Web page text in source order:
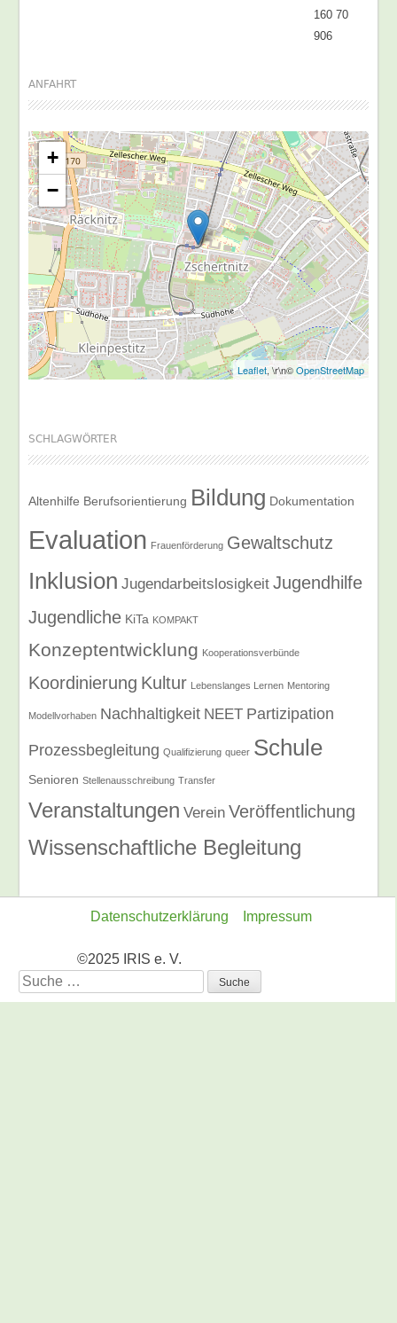
160 70
906
ANFAHRT
+
−
Leaflet, \r\n©OpenStreetMap
SCHLAGWÖRTER
Altenhilfe Berufsorientierung Bildung Dokumentation
Evaluation Frauenförderung Gewaltschutz
Inklusion Jugendarbeitslosigkeit Jugendhilfe
Jugendliche KiTa KOMPAKT
Konzeptentwicklung Kooperationsverbünde
Koordinierung Kultur Lebenslanges Lernen Mentoring
Modellvorhaben Nachhaltigkeit NEET Partizipation
Prozessbegleitung Qualifizierung queer Schule
Senioren Stellenausschreibung Transfer
Veranstaltungen Verein Veröffentlichung
Wissenschaftliche Begleitung
Datenschutzerklärung Impressum
©2025 IRIS e. V.
Suche
nach: